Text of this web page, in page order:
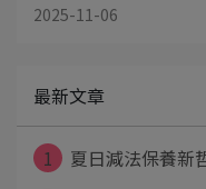
2025-11-06
最新文章
1
夏日減法保養新